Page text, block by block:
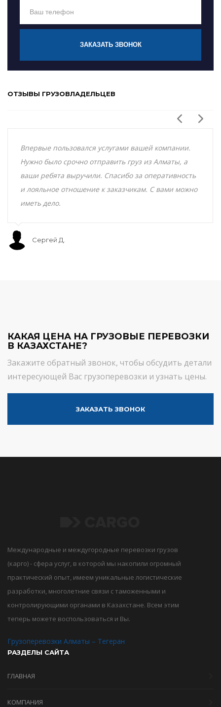
ЗАКАЗАТЬ ЗВОНОК
ОТЗЫВЫ ГРУЗОВЛАДЕЛЬЦЕВ
Впервые пользовался услугами вашей компании.
Нужно было срочно отправить груз из Алматы, а
ваши ребята выручили. Спасибо за оперативность
и лояльное отношение к заказчикам. С вами можно
иметь дело.
Сергей Д.
КАКАЯ ЦЕНА НА ГРУЗОВЫЕ ПЕРЕВОЗКИ
В КАЗАХСТАНЕ?
Закажите обратный звонок, чтобы обсудить детали
интересующей Вас грузоперевозки и узнать цены.
ЗАКАЗАТЬ ЗВОНОК
Международные и междугородные перевозки грузов
(карго) - сфера услуг, в которой мы накопили огромный
практический опыт, имеем уникальные логистические
разработки, многолетние связи с таможенными и
контролирующими органами в Казахстане. Всем этим
теперь можете воспользоваться и Вы.
Грузоперевозки Алматы – Тегеран
РАЗДЕЛЫ САЙТА
ГЛАВНАЯ
КОМПАНИЯ